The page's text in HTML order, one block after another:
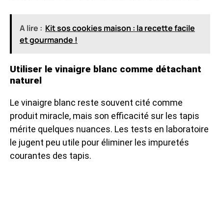
A lire : Kit sos cookies maison : la recette facile
et gourmande !
Utiliser le vinaigre blanc comme détachant
naturel
Le vinaigre blanc reste souvent cité comme
produit miracle, mais son efficacité sur les tapis
mérite quelques nuances. Les tests en laboratoire
le jugent peu utile pour éliminer les impuretés
courantes des tapis.